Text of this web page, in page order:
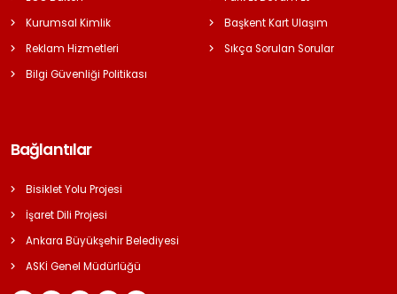
Kurumsal Kimlik
Reklam Hizmetleri
Bilgi Güvenliği Politikası
Başkent Kart Ulaşım
Sıkça Sorulan Sorular
Bağlantılar
Bisiklet Yolu Projesi
İşaret Dili Projesi
Ankara Büyükşehir Belediyesi
ASKİ Genel Müdürlüğü